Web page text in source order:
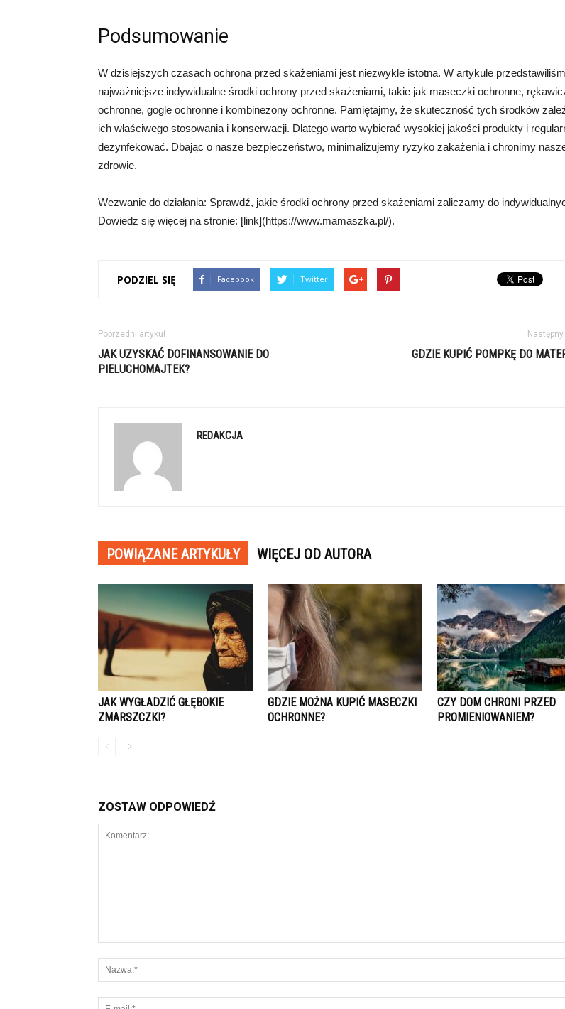
Podsumowanie
W dzisiejszych czasach ochrona przed skażeniami jest niezwykle istotna. W artykule
najważniejsze indywidualne środki ochrony przed skażeniami, takie jak maseczki ochronne,
ochronne, gogle ochronne i kombinezony ochronne. Pamiętajmy, że skuteczność tych środków
ich właściwego stosowania i konserwacji. Dlatego warto wybierać wysokiej jakości produkty i
dezynfekować. Dbając o nasze bezpieczeństwo, minimalizujemy ryzyko zakażenia i chronimy
zdrowie.
Wezwanie do działania: Sprawdź, jakie środki ochrony przed skażeniami zaliczamy do
Dowiedz się więcej na stronie: [link](https://www.mamaszka.pl/).
PODZIEL SIĘ Facebook Twitter
Poprzedni artykuł
JAK UZYSKAĆ DOFINANSOWANIE DO
PIELUCHOMAJTEK?
GDZIE KUPIĆ POMPKĘ DO
REDAKCJA
POWIĄZANE ARTYKUŁY WIĘCEJ OD AUTORA
JAK WYGŁADZIĆ GŁĘBOKIE
ZMARSZCZKI?
GDZIE MOŻNA KUPIĆ MASECZKI
OCHRONNE?
CZY DOM CHRONI PRZED
PROMIENIOWANIEM?
ZOSTAW ODPOWIEDŹ